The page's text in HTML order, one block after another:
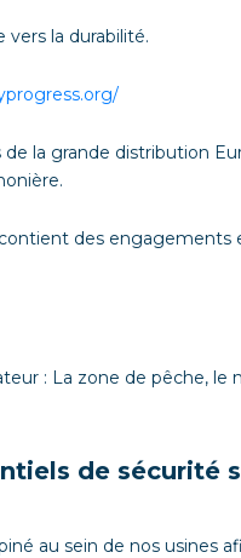
la durabilité.
la grande distribution
des
: La zone de pêche, le
de sécurité
au sein de nos usines